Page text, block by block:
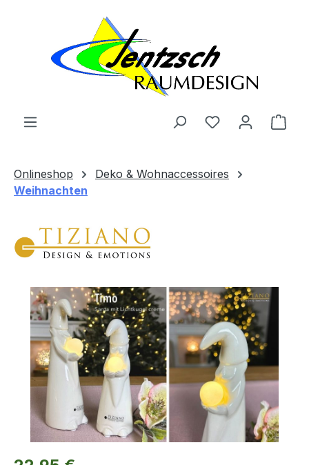
Zum Hauptinhalt springen
Onlineshop
Deko & Wohnaccessoires
Weihnachten
Bildergalerie überspringen
Regulärer Preis: